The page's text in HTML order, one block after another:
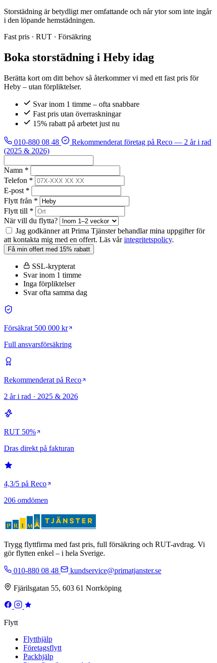
Storstädning är betydligt mer omfattande och når ytor som inte ingår
i den löpande hemstädningen.
Fast pris · RUT · Försäkring
Boka storstädning i Heby idag
Berätta kort om ditt behov så återkommer vi med ett fast pris för
Heby – utan förpliktelser.
Svar inom 1 timme – ofta snabbare
Fast pris utan överraskningar
15% rabatt på arbetet just nu
010-880 08 48 Rekommenderat företag på Reco — 2 år i rad
(2025 & 2026)
Namn *
Telefon *
E-post *
Flytt från *
Flytt till *
När vill du flytta?
Jag godkänner att Prima Tjänster behandlar mina uppgifter för
att kontakta mig med en offert. Läs vårintegritetspolicy.
Få min offert med 15% rabatt
SSL-krypterat
Svar inom 1 timme
Inga förpliktelser
Svar ofta samma dag
Försäkrat 500 000 kr
Full ansvarsförsäkring
Rekommenderat på Reco
2 år i rad · 2025 & 2026
RUT 50%
Dras direkt på fakturan
4,3/5 på Reco
206 omdömen
Trygg flyttfirma med fast pris, full försäkring och RUT-avdrag. Vi
gör flytten enkel – i hela Sverige.
010-880 08 48 kundservice@primatjanster.se
Fjärilsgatan 55, 603 61 Norrköping
Flytt
Flytthjälp
Företagsflytt
Packhjälp